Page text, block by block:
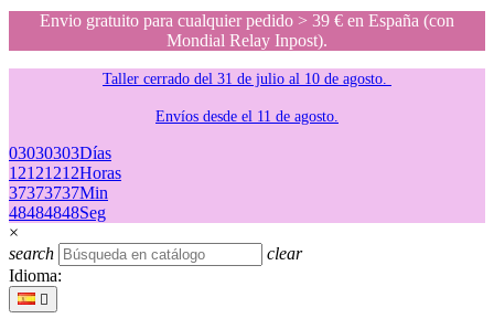
Envio gratuito para cualquier pedido > 39 € en España (con
Mondial Relay Inpost).
Taller cerrado del 31 de julio al 10 de agosto.
Envíos desde el 11 de agosto.
03030303Días
12121212Horas
37373737Min
48484848Seg
×
search
clear
Idioma:
